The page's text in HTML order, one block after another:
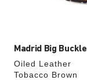
Madrid Big Buckle
Oiled Leather
Tobacco Brown